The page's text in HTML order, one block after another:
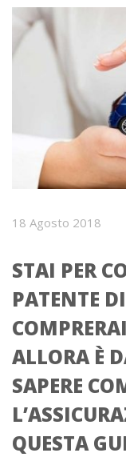
BLOG
CONTATTI
18 Agosto 2018
STAI PER
PATENTE
ALLORA È
SAPERE
QUESTA